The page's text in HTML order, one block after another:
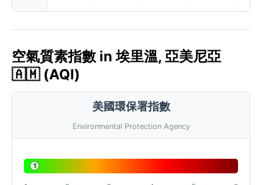
空氣質素指數 in 埃里溫, 亞美尼亞
🇦🇲 (AQI)
美國環保署指數
Environmental Protection Agency
1